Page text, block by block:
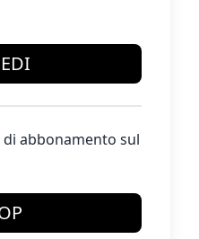
abbonamento sul